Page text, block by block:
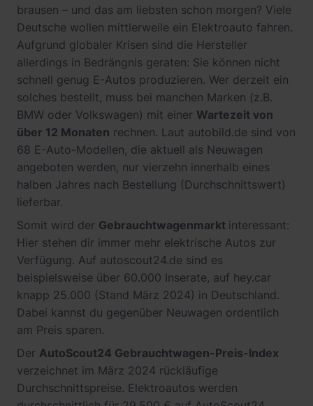
brausen – und das am liebsten schon morgen? Viele
Deutsche wollen mittlerweile ein Elektroauto fahren.
Aufgrund globaler Krisen sind die Hersteller
allerdings in Bedrängnis geraten: Sie können nicht
schnell genug E-Autos produzieren. Wer derzeit ein
solches bestellt, muss bei manchen Marken (z.B.
BMW oder Volkswagen) mit einer Wartezeit von
über 12 Monaten rechnen. Laut autobild.de sind von
68 E-Auto-Modellen, die aktuell als Neuwagen
angeboten werden, nur vierzehn innerhalb eines
halben Jahres nach Bestellung (Durchschnittswert)
lieferbar.
Somit wird der Gebrauchtwagenmarkt interessant:
Hier stehen dir immer mehr elektrische Autos zur
Verfügung. Auf autoscout24.de sind es
beispielsweise über 60.000 Inserate, auf hey.car
knapp 25.000 (Stand März 2024) in Deutschland.
Dabei kannst du gegenüber Neuwagen ordentlich
am Preis sparen.
Der AutoScout24 Gebrauchtwagen-Preis-Index
verzeichnet im März 2024 rückläufige
Durchschnittspreise. Elektroautos werden